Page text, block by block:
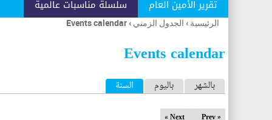
تقرير الأمين العام سلسلة مناسبات عالمية
أنت
هنا
الرئيسية › الجدول الزمني ›
Events calendar
Events calendar
ا
ل
بالشهر باليوم السنة (علامة التبويب النشطة)